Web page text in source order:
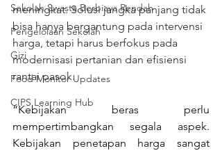
Sekolah Swasta Berbiaya Rendah
Pengelolaan Sekolah
Gizi
Food Monitor Updates
CIPS Learning Hub
meningkat. Solusi jangka panjang tidak
bisa hanya bergantung pada intervensi
harga, tetapi harus berfokus pada
modernisasi pertanian dan efisiensi
rantai pasok.
“Kebijakan beras perlu
mempertimbangkan segala aspek.
Kebijakan penetapan harga sangat